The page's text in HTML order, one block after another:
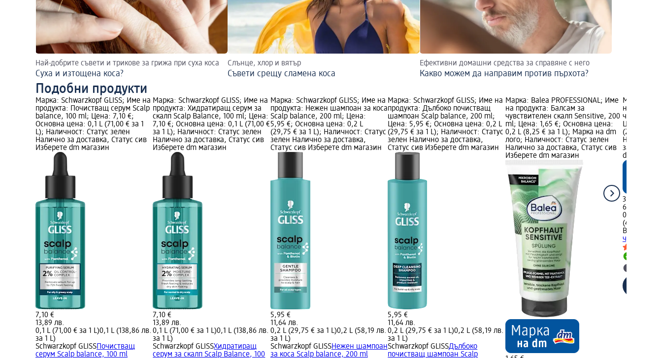
Най-добрите съвети и трикове за грижа при суха коса
Суха и изтощена коса?
Слънце, хлор и вятър
Съвети срещу сламена коса
Ефективни домашни средства за справяне с него
Какво можем да направим против пърхота?
Подобни продукти
Марка: Schwarzkopf GLISS; Име на
продукта: Почистващ серум Scalp
balance, 100 ml; Цена: 7,10 €;
Основна цена: 0,1 L (71,00 € за 1
L); Наличност: Статус зелен
Налично за доставка, Статус сив
Изберете dm магазин
7,10 €
13,89 лв.
0,1 L (71,00 € за 1 L)0,1 L (138,86 лв.
за 1 L)
Schwarzkopf GLISSПочистващ
серум Scalp balance, 100 ml
Марка: Schwarzkopf GLISS; Име на
продукта: Хидратиращ серум за
скалп Scalp Balance, 100 ml; Цена:
7,10 €; Основна цена: 0,1 L (71,00 €
за 1 L); Наличност: Статус зелен
Налично за доставка, Статус сив
Изберете dm магазин
7,10 €
13,89 лв.
0,1 L (71,00 € за 1 L)0,1 L (138,86 лв.
за 1 L)
Schwarzkopf GLISSХидратиращ
серум за скалп Scalp Balance, 100
Марка: Schwarzkopf GLISS; Име на
продукта: Нежен шампоан за коса
Scalp balance, 200 ml; Цена:
5,95 €; Основна цена: 0,2 L
(29,75 € за 1 L); Наличност: Статус
зелен Налично за доставка,
Статус сив Изберете dm магазин
5,95 €
11,64 лв.
0,2 L (29,75 € за 1 L)0,2 L (58,19 лв.
за 1 L)
Schwarzkopf GLISSНежен шампоан
за коса Scalp balance, 200 ml
Марка: Schwarzkopf GLISS; Име на
продукта: Дълбоко почистващ
шампоан Scalp balance, 200 ml;
Цена: 5,95 €; Основна цена: 0,2 L
(29,75 € за 1 L); Наличност: Статус
зелен Налично за доставка,
Статус сив Изберете dm магазин
5,95 €
11,64 лв.
0,2 L (29,75 € за 1 L)0,2 L (58,19 лв.
за 1 L)
Schwarzkopf GLISSДълбоко
почистващ шампоан Scalp
Марка: Balea PROFESSIONAL; Име
на продукта: Балсам за
чувствителен скалп Sensitive, 200
ml; Цена: 1,65 €; Основна цена:
0,2 L (8,25 € за 1 L); Марка на dm
лого; Наличност: Статус зелен
Налично за доставка, Статус сив
Изберете dm магазин
Марка:
на
Цена: 3,55
(23,67 € за
за
dm
3,55 €
6,94 лв.
0,15 L
(46,29 лв.
Balea